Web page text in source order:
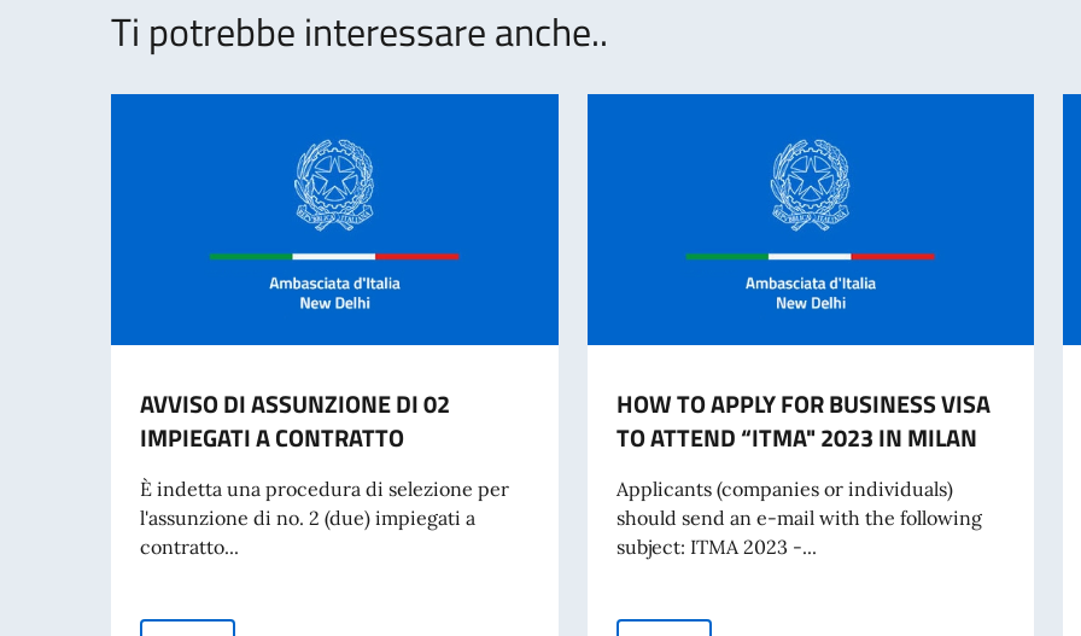
Ti potrebbe interessare anche..
AVVISO DI ASSUNZIONE DI 02
IMPIEGATI A CONTRATTO
È indetta una procedura di selezione per
l'assunzione di no. 2 (due) impiegati a
contratto...
HOW TO APPLY FOR BUSINESS VISA
TO ATTEND “ITMA" 2023 IN MILAN
Applicants (companies or individuals)
should send an e-mail with the following
subject: ITMA 2023 -...